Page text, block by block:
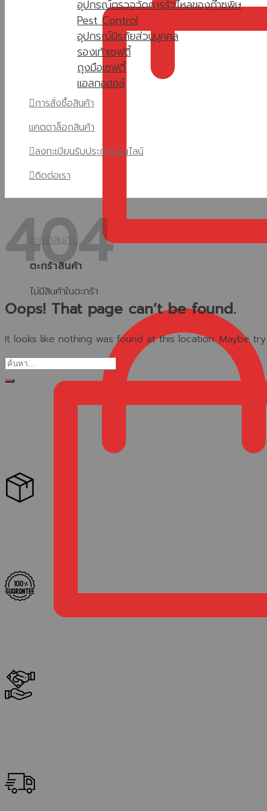
ตะกร้าสินค้า
ตะกร้าสินค้า
ไม่มีสินค้าในตะกร้า
อุปกรณ์ตรวจวัดการรั่วไหลของก๊าซพิษ
Pest Control
อุปกรณ์นิรภัยส่วนบุคคล
รองเท้าเซฟตี้
ถุงมือเซฟตี้
แอลกอฮอล์
การสั่งซื้อสินค้า
แคตตาล็อกสินค้า
ลงทะเบียนรับประกันออนไลน์
ติดต่อเรา
404
Oops! That page can’t be found.
It looks like nothing was found at this location. Maybe